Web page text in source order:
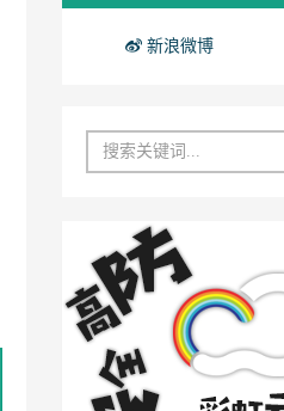
新浪微博